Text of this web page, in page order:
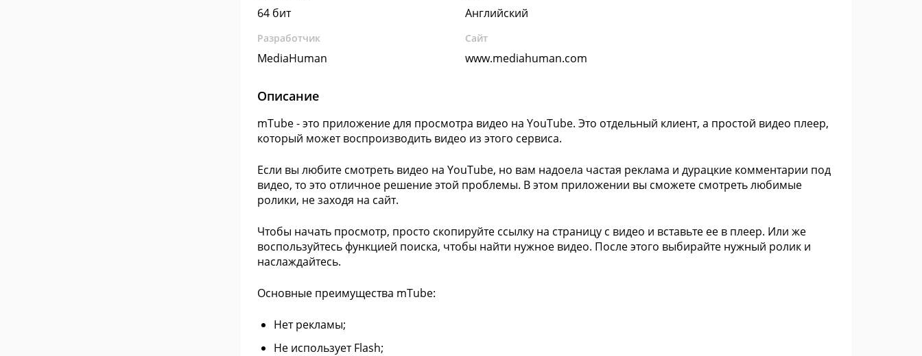
64 бит Английский
Разработчик
MediaHuman
Сайт
www.mediahuman.com
Описание
mTube - это приложение для просмотра видео на YouTube. Это отдельный клиент, а простой видео плеер,
который может воспроизводить видео из этого сервиса.
Если вы любите смотреть видео на YouTube, но вам надоела частая реклама и дурацкие комментарии под
видео, то это отличное решение этой проблемы. В этом приложении вы сможете смотреть любимые
ролики, не заходя на сайт.
Чтобы начать просмотр, просто скопируйте ссылку на страницу с видео и вставьте ее в плеер. Или же
воспользуйтесь функцией поиска, чтобы найти нужное видео. После этого выбирайте нужный ролик и
наслаждайтесь.
Основные преимущества mTube:
Нет рекламы;
Не использует Flash;